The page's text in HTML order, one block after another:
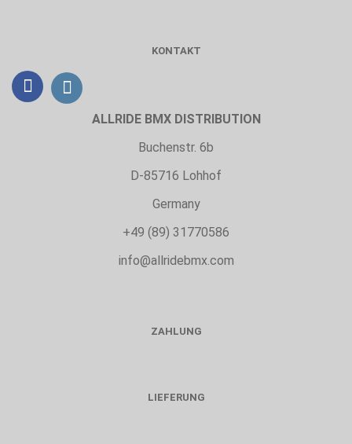
KONTAKT
ALLRIDE BMX DISTRIBUTION
Buchenstr. 6b
D-85716 Lohhof
Germany
+49 (89) 31770586
info@allridebmx.com
ZAHLUNG
LIEFERUNG